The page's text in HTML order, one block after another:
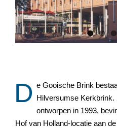
D e Gooische Brink
Hilversumse
ontworpen in 1993,
Hof van Holland-locatie aan